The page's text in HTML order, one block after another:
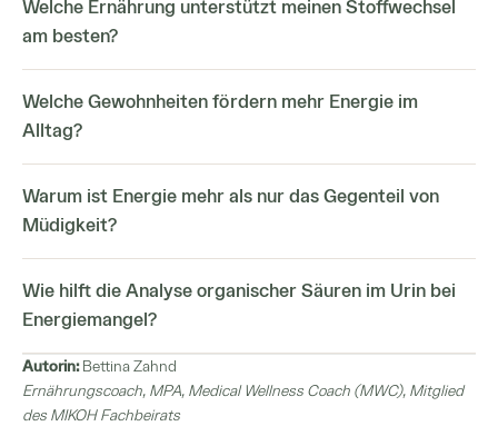
Welche Ernährung unterstützt meinen Stoffwechsel
am besten?
Welche Gewohnheiten fördern mehr Energie im
Alltag?
Warum ist Energie mehr als nur das Gegenteil von
Müdigkeit?
Wie hilft die Analyse organischer Säuren im Urin bei
Energiemangel?
Autorin:Bettina Zahnd
Ernährungscoach, MPA, Medical Wellness Coach (MWC), Mitglied
des MIKOH Fachbeirats